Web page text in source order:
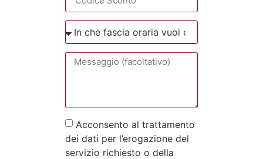
Acconsento al trattamento
dei dati per l’erogazione del
servizio richiesto o della